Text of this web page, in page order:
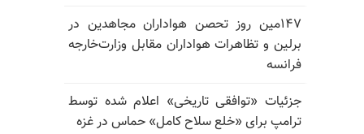
۱۴۷مین روز تحصن هواداران مجاهدین در
برلین و تظاهرات هواداران مقابل وزارت‌خارجه
فرانسه
جزئیات «توافقی تاریخی» اعلام شده توسط
ترامپ برای «خلع سلاح کامل» حماس در غزه